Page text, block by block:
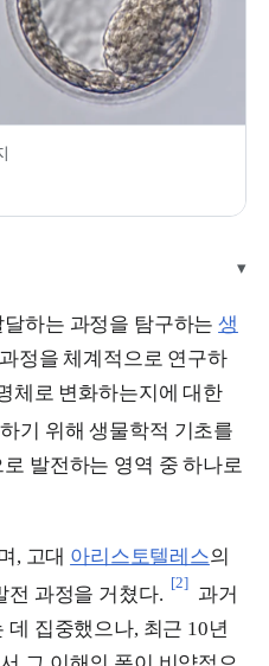
▾
달하는 과정을 탐구하는생
정을 체계적으로 연구하
체로 변화하는지에 대한
기 위해 생물학적 기초를
발전하는 영역 중 하나로
, 고대 아리스토텔레스의
전 과정을 거쳤다.
[2]
과거
집중했으나, 최근 10년